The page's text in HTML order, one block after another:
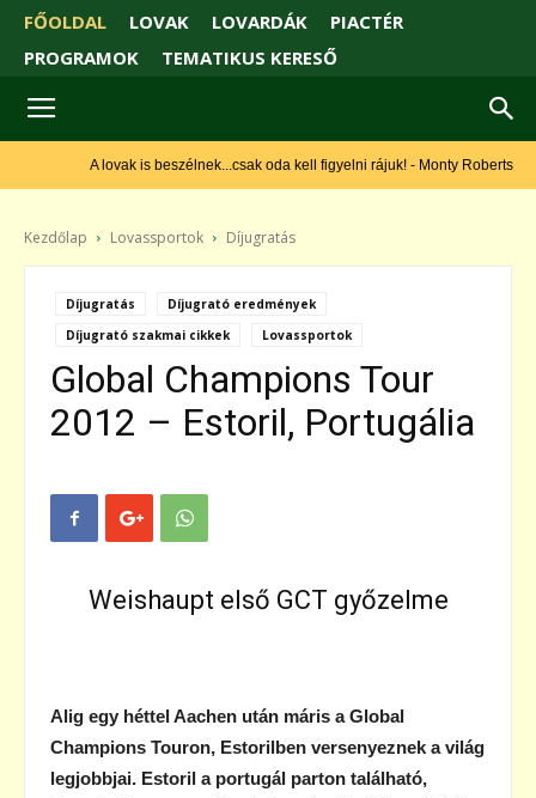
FŐOLDAL LOVAK LOVARDÁK
PIACTÉR
PROGRAMOK
TEMATIKUS KERESŐ
A lovak is beszélnek...csak oda kell figyelni rájuk! - Monty Roberts
Kezdőlap Lovassportok Díjugratás
Díjugratás
Díjugrató eredmények
Díjugrató szakmai cikkek
Lovassportok
Global Champions Tour
2012 – Estoril, Portugália
Weishaupt első GCT győzelme
Alig egy héttel Aachen után máris a Global
Champions Touron, Estorilben versenyeznek a világ
legjobbjai. Estoril a portugál parton található,